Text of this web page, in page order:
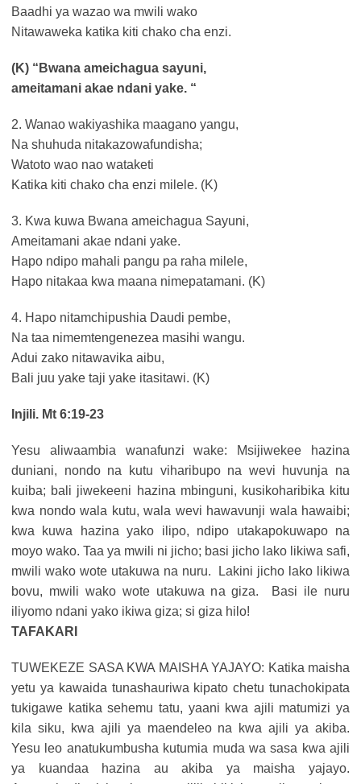
Baadhi ya wazao wa mwili wako
Nitawaweka katika kiti chako cha enzi.
(K) “Bwana ameichagua sayuni,
ameitamani akae ndani yake. “
2. Wanao wakiyashika maagano yangu,
Na shuhuda nitakazowafundisha;
Watoto wao nao wataketi
Katika kiti chako cha enzi milele. (K)
3. Kwa kuwa Bwana ameichagua Sayuni,
Ameitamani akae ndani yake.
Hapo ndipo mahali pangu pa raha milele,
Hapo nitakaa kwa maana nimepatamani. (K)
4. Hapo nitamchipushia Daudi pembe,
Na taa nimemtengenezea masihi wangu.
Adui zako nitawavika aibu,
Bali juu yake taji yake itasitawi. (K)
Injili. Mt 6:19-23
Yesu aliwaambia wanafunzi wake: Msijiwekee hazina
duniani, nondo na kutu viharibupo na wevi huvunja na
kuiba; bali jiwekeeni hazina mbinguni, kusikoharibika kitu
kwa nondo wala kutu, wala wevi hawavunji wala hawaibi;
kwa kuwa hazina yako ilipo, ndipo utakapokuwapo na
moyo wako. Taa ya mwili ni jicho; basi jicho lako likiwa safi,
mwili wako wote utakuwa na nuru. Lakini jicho lako likiwa
bovu, mwili wako wote utakuwa na giza. Basi ile nuru
iliyomo ndani yako ikiwa giza; si giza hilo!
TAFAKARI
TUWEKEZE SASA KWA MAISHA YAJAYO: Katika maisha
yetu ya kawaida tunashauriwa kipato chetu tunachokipata
tukigawe katika sehemu tatu, yaani kwa ajili matumizi ya
kila siku, kwa ajili ya maendeleo na kwa ajili ya akiba.
Yesu leo anatukumbusha kutumia muda wa sasa kwa ajili
ya kuandaa hazina au akiba ya maisha yajayo.